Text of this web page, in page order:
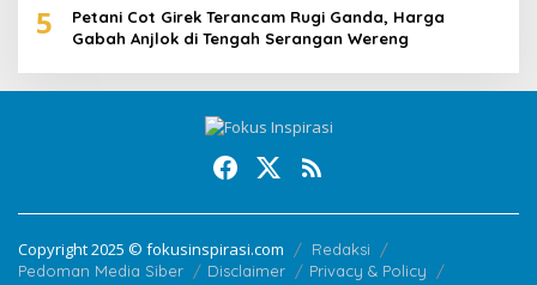
5
Petani Cot Girek Terancam Rugi Ganda, Harga
Gabah Anjlok di Tengah Serangan Wereng
Copyright 2025 © fokusinspirasi.com
Redaksi
Pedoman Media Siber
Disclaimer
Privacy & Policy